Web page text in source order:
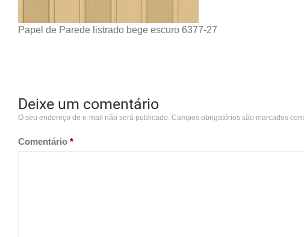
Papel de Parede listrado bege escuro 6377-27
Deixe um comentário
O seu endereço de e-mail não será publicado. Campos obrigatórios são marcados com
Comentário *